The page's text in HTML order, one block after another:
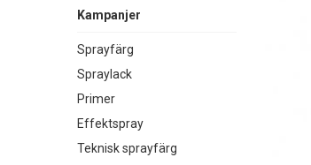
Kampanjer
Sprayfärg
Spraylack
Primer
Effektspray
Teknisk sprayfärg